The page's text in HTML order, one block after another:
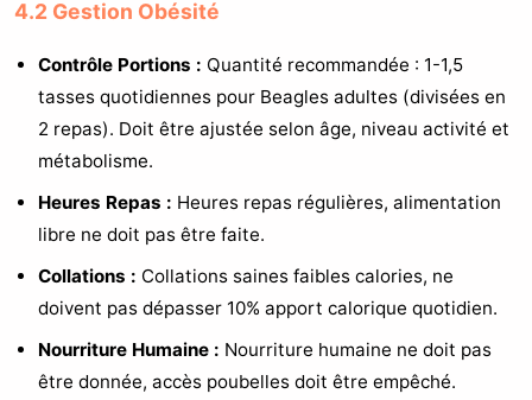
4.2 Gestion Obésité
Contrôle Portions : Quantité recommandée : 1-1,5
tasses quotidiennes pour Beagles adultes (divisées en
2 repas). Doit être ajustée selon âge, niveau activité et
métabolisme.
Heures Repas : Heures repas régulières, alimentation
libre ne doit pas être faite.
Collations : Collations saines faibles calories, ne
doivent pas dépasser 10% apport calorique quotidien.
Nourriture Humaine : Nourriture humaine ne doit pas
être donnée, accès poubelles doit être empêché.